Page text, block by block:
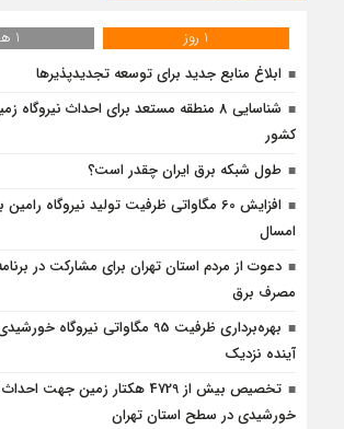
1 روز
1 هفته
ابلاغ منابع جدید برای توسعه تجدیدپذیرها
شناسایی 8 منطقه مستعد برای احداث نیروگاه
کشور
طول شبکه برق ایران چقدر است؟
افزایش 60 مگاواتی ظرفیت تولید نیروگاه
امسال
دعوت از مردم استان تهران برای مشارکت در
مصرف برق
بهره‌برداری ظرفیت 95 مگاواتی
آینده نزدیک
تخصیص بیش از 4729 هکتار زمین جهت
خورشیدی در سطح استان تهران